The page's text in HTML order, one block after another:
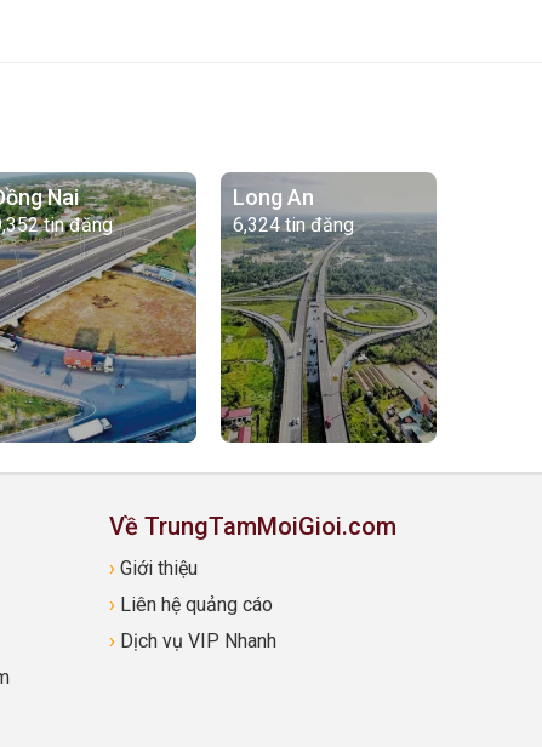
Nai
tin đăng
Long An
6,324 tin đăng
Về TrungTamMoiGioi.com
› Giới thiệu
› Liên hệ quảng cáo
› Dịch vụ VIP Nhanh